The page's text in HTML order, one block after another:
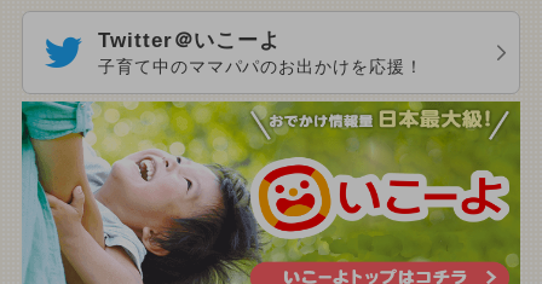
Twitter＠いこーよ
子育て中のママパパのお出かけを応援！